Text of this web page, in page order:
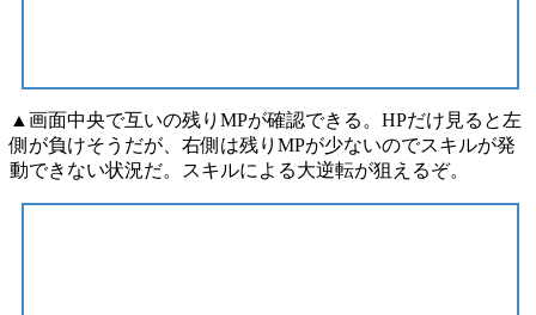
▲画面中央で互いの残りMPが確認できる。HPだけ見ると左
側が負けそうだが、右側は残りMPが少ないのでスキルが発
動できない状況だ。スキルによる大逆転が狙えるぞ。